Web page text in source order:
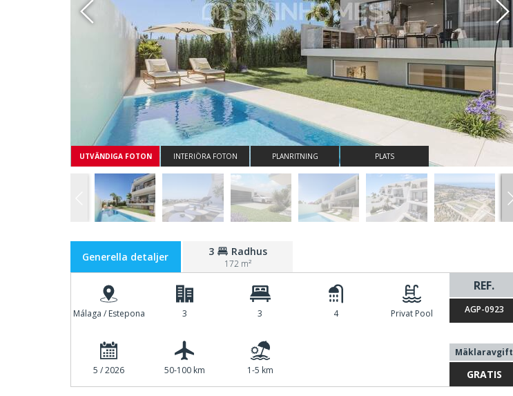
UTVÄNDIGA FOTON INTERIÖRA FOTON PLANRITNING PLATS
Generella detaljer 3 Radhus
172 m²
REF.
AGP-0923
Mäklaravgift
GRATIS
Málaga / Estepona 3 3 4 Privat Pool
5 / 2026 50-100 km 1-5 km